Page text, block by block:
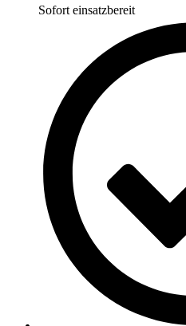
Sofort einsatzbereit